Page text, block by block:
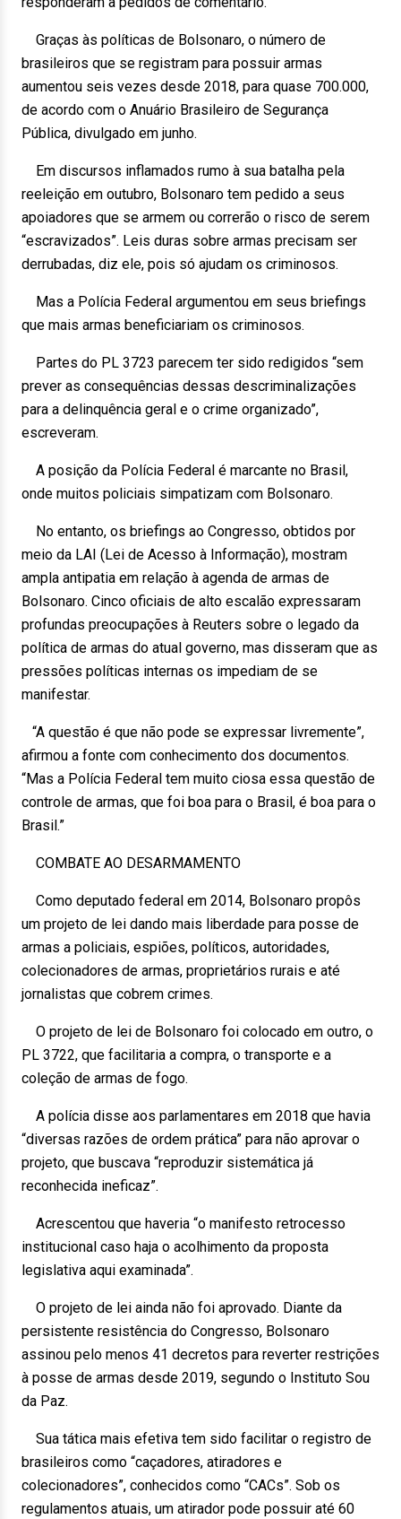
Graças às políticas de Bolsonaro, o número de
brasileiros que se registram para possuir armas
aumentou seis vezes desde 2018, para quase 700.000,
de acordo com o Anuário Brasileiro de Segurança
Pública, divulgado em junho.
Em discursos inflamados rumo à sua batalha pela
reeleição em outubro, Bolsonaro tem pedido a seus
apoiadores que se armem ou correrão o risco de serem
“escravizados”. Leis duras sobre armas precisam ser
derrubadas, diz ele, pois só ajudam os criminosos.
Mas a Polícia Federal argumentou em seus briefings
que mais armas beneficiariam os criminosos.
Partes do PL 3723 parecem ter sido redigidos “sem
prever as consequências dessas descriminalizações
para a delinquência geral e o crime organizado”,
escreveram.
A posição da Polícia Federal é marcante no Brasil,
onde muitos policiais simpatizam com Bolsonaro.
No entanto, os briefings ao Congresso, obtidos por
meio da LAI (Lei de Acesso à Informação), mostram
ampla antipatia em relação à agenda de armas de
Bolsonaro. Cinco oficiais de alto escalão expressaram
profundas preocupações à Reuters sobre o legado da
política de armas do atual governo, mas disseram que as
pressões políticas internas os impediam de se
manifestar.
“A questão é que não pode se expressar livremente”,
afirmou a fonte com conhecimento dos documentos.
“Mas a Polícia Federal tem muito ciosa essa questão de
controle de armas, que foi boa para o Brasil, é boa para o
Brasil.”
COMBATE AO DESARMAMENTO
Como deputado federal em 2014, Bolsonaro propôs
um projeto de lei dando mais liberdade para posse de
armas a policiais, espiões, políticos, autoridades,
colecionadores de armas, proprietários rurais e até
jornalistas que cobrem crimes.
O projeto de lei de Bolsonaro foi colocado em outro, o
PL 3722, que facilitaria a compra, o transporte e a
coleção de armas de fogo.
A polícia disse aos parlamentares em 2018 que havia
“diversas razões de ordem prática” para não aprovar o
projeto, que buscava “reproduzir sistemática já
reconhecida ineficaz”.
Acrescentou que haveria “o manifesto retrocesso
institucional caso haja o acolhimento da proposta
legislativa aqui examinada”.
O projeto de lei ainda não foi aprovado. Diante da
persistente resistência do Congresso, Bolsonaro
assinou pelo menos 41 decretos para reverter restrições
à posse de armas desde 2019, segundo o Instituto Sou
da Paz.
Sua tática mais efetiva tem sido facilitar o registro de
brasileiros como “caçadores, atiradores e
colecionadores”, conhecidos como “CACs”. Sob os
regulamentos atuais, um atirador pode possuir até 60